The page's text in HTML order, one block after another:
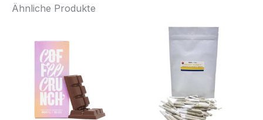
Ähnliche Produkte